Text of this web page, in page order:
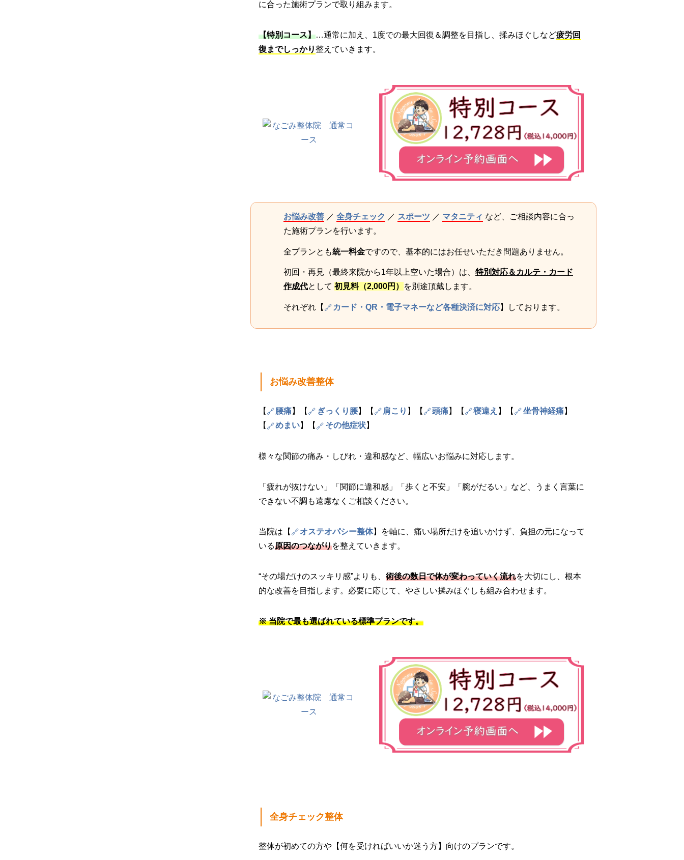
に合った施術プランで取り組みます。
【特別コース】…通常に加え、1度での最大回復＆調整を目指し、揉みほぐしなど疲労回
復までしっかり整えていきます。
お悩み改善 ／ 全身チェック ／ スポーツ ／ マタニティ など、ご相談内容に合っ
た施術プランを行います。
全プランとも統一料金ですので、基本的にはお任せいただき問題ありません。
初回・再見（最終来院から1年以上空いた場合）は、 特別対応＆カルテ・カード
作成代として 初見料（2,000円） を別途頂戴します。
それぞれ【 カード・QR・電子マネーなど各種決済に対応】しております。
お悩み改善整体
【 腰痛】【 ぎっくり腰】【 肩こり 】【 頭痛】【 寝違え 】【 坐骨神経痛】
【
めまい】【 その他症状】
様々な関節の痛み・しびれ・違和感など、幅広いお悩みに対応します。
「疲れが抜けない」「関節に違和感」「歩くと不安」「腕がだるい」など、うまく言葉に
できない不調も遠慮なくご相談ください。
当院は【 オステオパシー整体】を軸に、痛い場所だけを追いかけず、負担の元になって
いる原因のつながりを整えていきます。
“その場だけのスッキリ感”よりも、 術後の数日で体が変わっていく流れを大切にし、根本
的な改善を目指します。必要に応じて、やさしい揉みほぐしも組み合わせます。
※ 当院で最も選ばれている標準プランです。
全身チェック整体
整体が初めての方や【何を受ければいいか迷う方】向けのプランです。